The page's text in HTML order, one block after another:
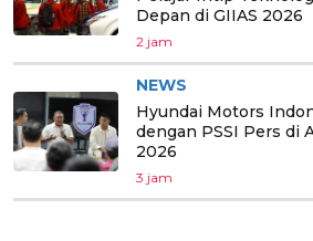
Depan di GIIAS 2026
2 jam
NEWS
Hyundai Motors
dengan PSSI Pers di
2026
3 jam